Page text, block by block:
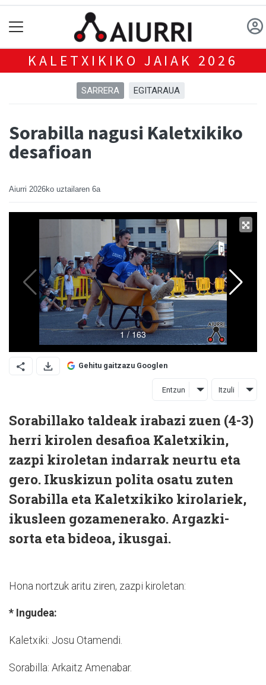
KALETXIKIKO JAIAK 2026
SARRERA EGITARAUA
Sorabilla nagusi Kaletxikiko
desafioan
Aiurri 2026ko uztailaren 6a
Gehitu gaitzazu Googlen
Entzun Itzuli
Sorabillako taldeak irabazi zuen (4-3)
herri kirolen desafioa Kaletxikin,
zazpi kiroletan indarrak neurtu eta
gero. Ikuskizun polita osatu zuten
Sorabilla eta Kaletxikiko kirolariek,
ikusleen gozamenerako. Argazki-
sorta eta bideoa, ikusgai.
Hona nortzuk aritu ziren, zazpi kiroletan:
* Ingudea:
Kaletxiki: Josu Otamendi.
Sorabilla: Arkaitz Amenabar.